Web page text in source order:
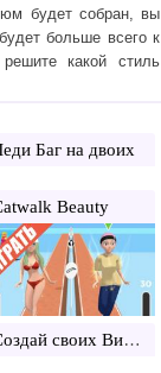
будет собран, вы
больше всего к
какой стиль
Баг на двоих
Beauty
Создай своих Винкс: одевалка